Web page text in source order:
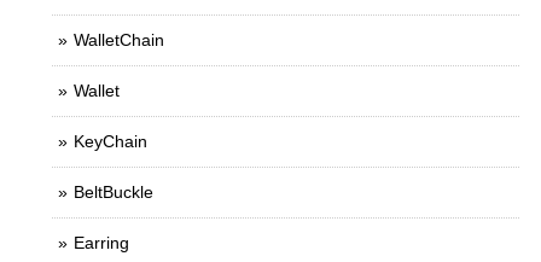
WalletChain
Wallet
KeyChain
BeltBuckle
Earring